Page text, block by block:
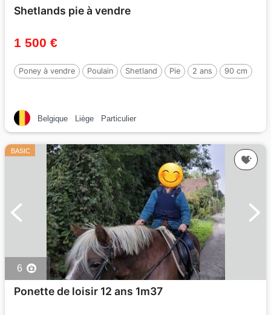
Shetlands pie à vendre
1 500 €
Poney à vendre Poulain Shetland Pie 2 ans 90 cm
Belgique Liège Particulier
BASIC
6
Ponette de loisir 12 ans 1m37